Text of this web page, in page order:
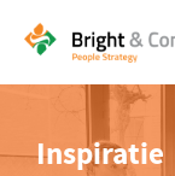
Inspiratie